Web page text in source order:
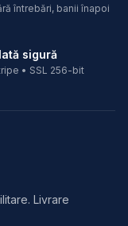
întrebări, banii înapoi
sigură
• SSL 256-bit
Livrare